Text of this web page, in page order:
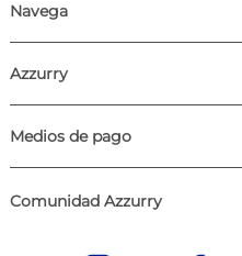
Navega
Azzurry
Medios de pago
Comunidad Azzurry